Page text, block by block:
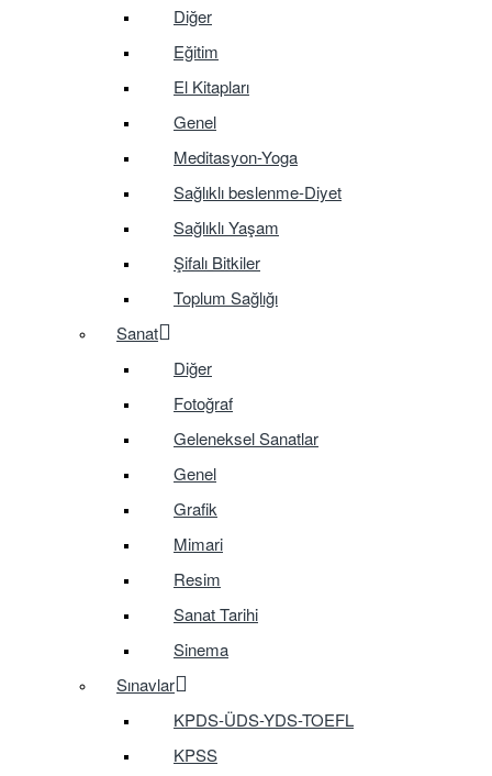
Diğer
Eğitim
El Kitapları
Genel
Meditasyon-Yoga
Sağlıklı beslenme-Diyet
Sağlıklı Yaşam
Şifalı Bitkiler
Toplum Sağlığı
Sanat
Diğer
Fotoğraf
Geleneksel Sanatlar
Genel
Grafik
Mimari
Resim
Sanat Tarihi
Sinema
Sınavlar
KPDS-ÜDS-YDS-TOEFL
KPSS